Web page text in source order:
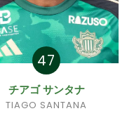
47
チアゴ サンタナ
TIAGO SANTANA